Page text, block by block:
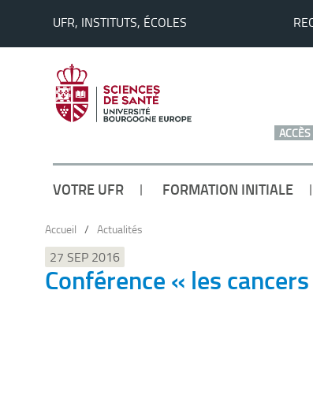
UFR, INSTITUTS, ÉCOLES
VOTRE UFR FORMATION INITIALE
Accueil / Actualités
27 SEP 2016
Conférence « les